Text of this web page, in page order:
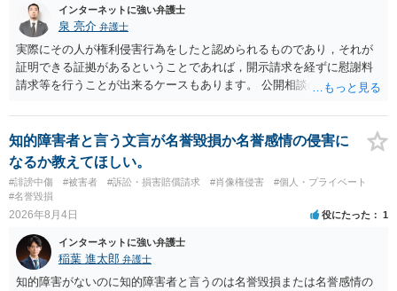
められない場合があり何ともいえないところでしょう。
インターネットに強い弁護士
泉 亮介 弁護士
実際にその人が権利侵害行為をしたと認められるものであり，それが
証明できる証拠があるということであれば，開示請求を経ずに慰謝料
請求等を行うことが出来るケースもあります。 公開相談の場では回答
に個別に相談されると良いでしょう。
知的障害者と言う文言が名誉毀損か名誉感情の侵害に
なるか教えてほしい。
#誹謗中傷 #被害者 #訴訟・損害賠償請求 #肖像権侵害
#個人・プライベート
#名誉毀損
2026年8月4日 役にたった 1
インターネットに強い弁護士
稲葉 進太郎 弁護士
知的障害がないのに知的障害者と言うのは名誉毀損または名誉感情の